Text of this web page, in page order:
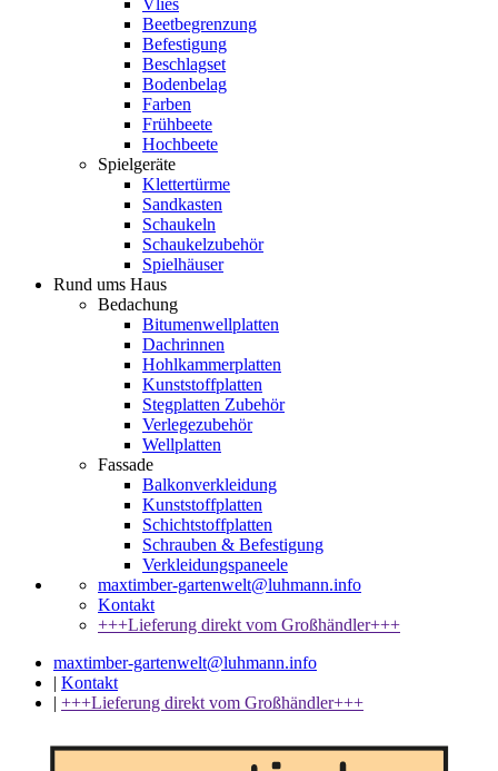
Vlies
Beetbegrenzung
Befestigung
Beschlagset
Bodenbelag
Farben
Frühbeete
Hochbeete
Spielgeräte
Klettertürme
Sandkasten
Schaukeln
Schaukelzubehör
Spielhäuser
Rund ums Haus
Bedachung
Bitumenwellplatten
Dachrinnen
Hohlkammerplatten
Kunststoffplatten
Stegplatten Zubehör
Verlegezubehör
Wellplatten
Fassade
Balkonverkleidung
Kunststoffplatten
Schichtstoffplatten
Schrauben & Befestigung
Verkleidungspaneele
maxtimber-gartenwelt@luhmann.info
Kontakt
+++Lieferung direkt vom Großhändler+++
maxtimber-gartenwelt@luhmann.info
| Kontakt
| +++Lieferung direkt vom Großhändler+++